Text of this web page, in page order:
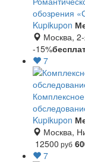
обозрения
Kupikupon
Москва,
-15%
7
Kupikupon
Москва,
12500 руб
7